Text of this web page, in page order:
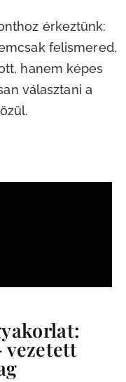
érkeztünk:
felismered,
hanem képes
választani a
vezetett